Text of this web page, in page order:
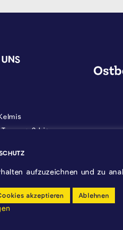
von 9 bis
aufzuzeichnen und zu
akzeptieren Ablehnen